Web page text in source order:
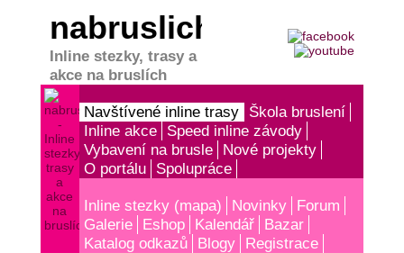
nabruslich.cz
Inline stezky, trasy a
akce na bruslích
Navštívené inline trasy
Škola bruslení
Inline akce
Speed inline závody
Vybavení na brusle
Nové projekty
O portálu
Spolupráce
Inline stezky (mapa) Novinky
Forum
Galerie
Eshop Kalendář
Bazar
Katalog odkazů
Blogy Registrace